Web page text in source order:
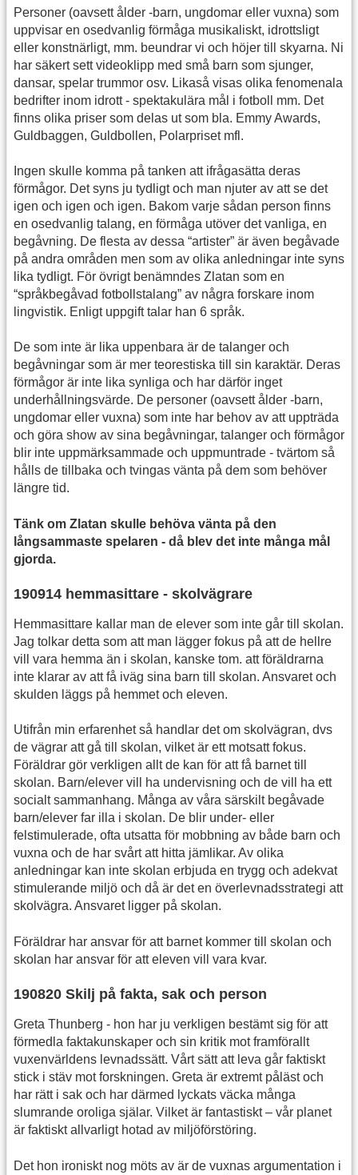
Personer (oavsett ålder -barn, ungdomar eller vuxna) som
uppvisar en osedvanlig förmåga musikaliskt, idrottsligt
eller konstnärligt, mm. beundrar vi och höjer till skyarna. Ni
har säkert sett videoklipp med små barn som sjunger,
dansar, spelar trummor osv. Likaså visas olika fenomenala
bedrifter inom idrott - spektakulära mål i fotboll mm. Det
finns olika priser som delas ut som bla. Emmy Awards,
Guldbaggen, Guldbollen, Polarpriset mfl.
Ingen skulle komma på tanken att ifrågasätta deras
förmågor. Det syns ju tydligt och man njuter av att se det
igen och igen och igen. Bakom varje sådan person finns
en osedvanlig talang, en förmåga utöver det vanliga, en
begåvning. De flesta av dessa “artister” är även begåvade
på andra områden men som av olika anledningar inte syns
lika tydligt. För övrigt benämndes Zlatan som en
“språkbegåvad fotbollstalang” av några forskare inom
lingvistik. Enligt uppgift talar han 6 språk.
De som inte är lika uppenbara är de talanger och
begåvningar som är mer teorestiska till sin karaktär. Deras
förmågor är inte lika synliga och har därför inget
underhållningsvärde. De personer (oavsett ålder -barn,
ungdomar eller vuxna) som inte har behov av att uppträda
och göra show av sina begåvningar, talanger och förmågor
blir inte uppmärksammade och uppmuntrade - tvärtom så
hålls de tillbaka och tvingas vänta på dem som behöver
längre tid.
Tänk om Zlatan skulle behöva vänta på den
långsammaste spelaren - då blev det inte många mål
gjorda.
190914 hemmasittare - skolvägrare
Hemmasittare kallar man de elever som inte går till skolan.
Jag tolkar detta som att man lägger fokus på att de hellre
vill vara hemma än i skolan, kanske tom. att föräldrarna
inte klarar av att få iväg sina barn till skolan. Ansvaret och
skulden läggs på hemmet och eleven.
Utifrån min erfarenhet så handlar det om skolvägran, dvs
de vägrar att gå till skolan, vilket är ett motsatt fokus.
Föräldrar gör verkligen allt de kan för att få barnet till
skolan. Barn/elever vill ha undervisning och de vill ha ett
socialt sammanhang. Många av våra särskilt begåvade
barn/elever far illa i skolan. De blir under- eller
felstimulerade, ofta utsatta för mobbning av både barn och
vuxna och de har svårt att hitta jämlikar. Av olika
anledningar kan inte skolan erbjuda en trygg och adekvat
stimulerande miljö och då är det en överlevnadsstrategi att
skolvägra. Ansvaret ligger på skolan.
Föräldrar har ansvar för att barnet kommer till skolan och
skolan har ansvar för att eleven vill vara kvar.
190820 Skilj på fakta, sak och person
Greta Thunberg - hon har ju verkligen bestämt sig för att
förmedla faktakunskaper och sin kritik mot framförallt
vuxenvärldens levnadssätt. Vårt sätt att leva går faktiskt
stick i stäv mot forskningen. Greta är extremt påläst och
har rätt i sak och har därmed lyckats väcka många
slumrande oroliga själar. Vilket är fantastiskt – vår planet
är faktiskt allvarligt hotad av miljöförstöring.
Det hon ironiskt nog möts av är de vuxnas argumentation i